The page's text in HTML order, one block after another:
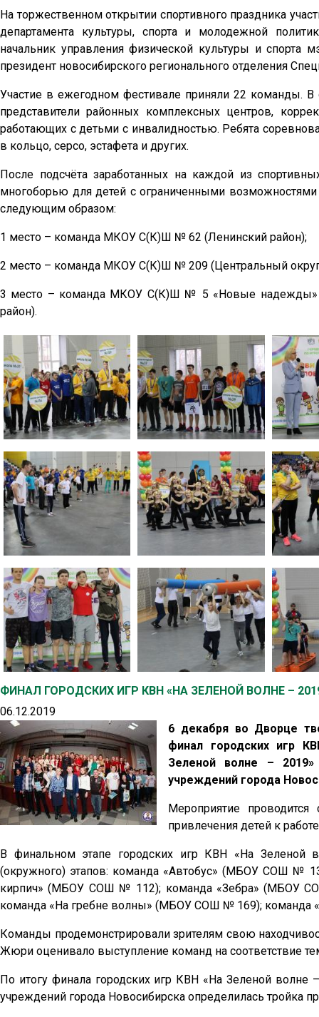
На торжественном открытии спортивного праздника
департамента культуры, спорта и молодежной
начальник управления физической культуры и спорта
президент новосибирского регионального отделения
Участие в ежегодном фестивале приняли 22 команды.
представители районных комплексных центров,
работающих с детьми с инвалидностью. Ребята
в кольцо, серсо, эстафета и других.
После подсчёта заработанных на каждой из
многоборью для детей с ограниченными
следующим образом:
1 место – команда МКОУ С(К)Ш № 62 (Ленинский район);
2 место – команда МКОУ С(К)Ш № 209 (Центральный
3 место – команда МКОУ С(К)Ш № 5 «Новые надежды»
район).
ФИНАЛ ГОРОДСКИХ ИГР КВН «НА ЗЕЛЕНОЙ ВОЛНЕ –
06.12.2019
6 декабря во Дворце
финал городских игр
Зеленой волне –
учреждений города
Мероприятие
привлечения детей к
В финальном этапе городских игр КВН «На Зеленой
(окружного) этапов: команда «Автобус» (МБОУ СОШ №
кирпич» (МБОУ СОШ № 112); команда «Зебра» (МБОУ
команда «На гребне волны» (МБОУ СОШ № 169); команда
Команды продемонстрировали зрителям свою
Жюри оценивало выступление команд на соответствие
По итогу финала городских игр КВН «На Зеленой волне
учреждений города Новосибирска определилась тройка